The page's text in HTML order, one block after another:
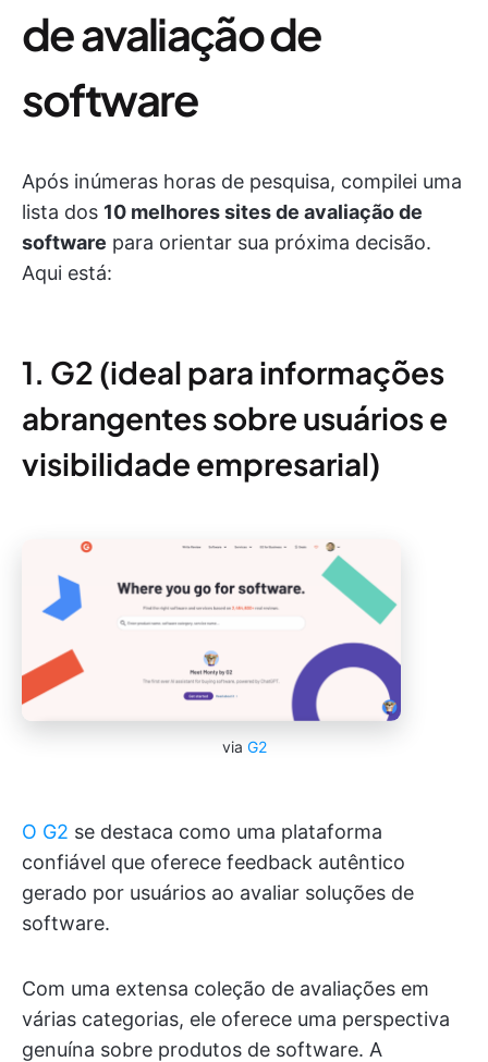
de avaliação de
software
Após inúmeras horas de pesquisa, compilei uma
lista dos 10 melhores sites de avaliação de
software para orientar sua próxima decisão.
Aqui está:
1. G2 (ideal para informações
abrangentes sobre usuários e
visibilidade empresarial)
via G2
O G2 se destaca como uma plataforma
confiável que oferece feedback autêntico
gerado por usuários ao avaliar soluções de
software.
Com uma extensa coleção de avaliações em
várias categorias, ele oferece uma perspectiva
genuína sobre produtos de software. A